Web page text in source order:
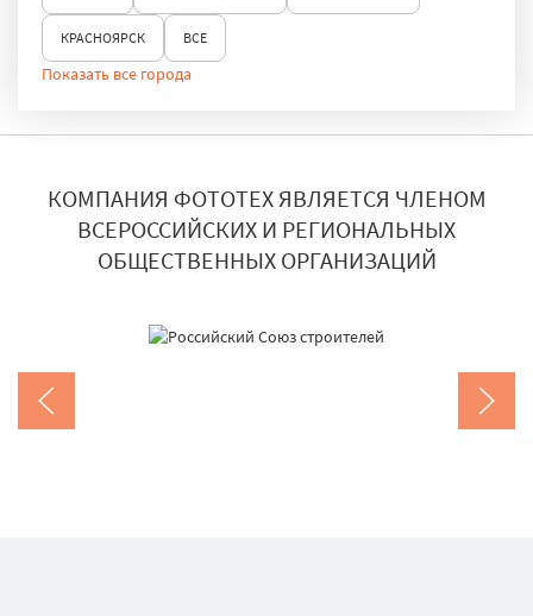
КРАСНОЯРСК ВСЕ
Показать все города
КОМПАНИЯ ФОТОТЕХ ЯВЛЯЕТСЯ ЧЛЕНОМ
ВСЕРОССИЙСКИХ И РЕГИОНАЛЬНЫХ
ОБЩЕСТВЕННЫХ ОРГАНИЗАЦИЙ